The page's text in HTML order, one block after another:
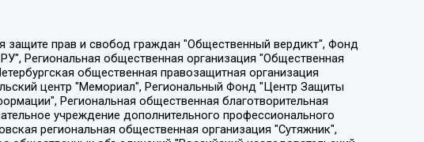
ЛГБТ - сеть", Оленичев Максим Владимирович, Павлов Иван Юрьевич, Скворцова Елена Сергеевна, Общество с ограниченной ответственностью "Как бы инагент", Кочетков Игорь Викторович, Общество с ограниченной ответственностью "Честные выборы", Еланчик Олег Александрович, Общество с ограниченной ответственностью "Нобелевский призыв", Гималова Регина Эмилевна, Григорьев Андрей Валерьевич, Григорьева Алина Александровна, Ассоциация по содействию защите прав призывников, альтернативнослужащих и военнослужащих "Правозащитная группа "Гражданин.Армия.Право", Хисамова Регина Фаритовна, Автономная некоммерческая организация по реализации социально-правовых программ "Лилит", Дальневосточное общественное движение "Маяк", Санкт-Петербургская ЛГБТ-инициативная группа "Выход", Инициативная группа ЛГБТ+ "Реверс", Алексеев Андрей Викторович, Бекбулатова Таисия Львовна, Беляев Иван Михайлович, Владыкина Елена Сергеевна, Гельман Марат Александрович, Никульшина Вероника Юрьевна, Толоконникова Надежда Андреевна, Шендерович Виктор Анатольевич, Общество с ограниченной ответственностью "Данное сообщение", Общество с ограниченной ответственностью Издательский дом "Новая глава", Айнбиндер Александра Александровна, Московский комьюнити-центр для ЛГБТ+инициатив, Благотворительный фонд развития филантропии, Deutsche Welle (Германия, Kurt-Schumacher-Strasse 3, 53113 Bonn), Борзунова Мария Михайловна, Воробьев Виктор Викторович, Голубева Анна Львовна, Константинова Алла Михайловна, Малкова Ирина Владимировна, Мурадов Мурад Абдулгалимович, Осетинская Елизавета Николаевна, Понасенков Евгений Николаевич, Ганапольский Матвей Юрьевич, Киселев Евгений Алексеевич, Борухович Ирина Григорьевна, Дремин Иван Тимофеевич, Дубровский Дмитрий Викторович, Красноярская региональная общественная организация поддержки и развития альтернативных образовательных технологий и межкультурных коммуникаций "ИНТЕРРА", Маяковская Екатерина Алексеевна, Фейгин Марк Захарович, Филимонов Андрей Викторович, Дзугкоева Регина Николаевна, Доброхотов Роман Александрович, Дудь Юрий Александрович, Елкин Сергей Владимирович, Кругликов Кирилл Игоревич, Сабунаева Мария Леонидовна, Семенов Алексей Владимирович, Шаинян Карен Багратович, Шульман Екатерина Михайловна, Асафьев Артур Валерьевич, Вахштайн Виктор Семенович, Венедиктов Алексей Алексеевич, Лушникова Екатерина Евгеньевна, Волков Леонид Михайлович, Невзоров Александр Глебович, Пархоменко Сергей Борисович, Сироткин Ярослав Николаевич, Кара-Мурза Владимир Владимирович, Баранова Наталья Владимировна, Гозман Леонид Яковлевич, Кагарлицкий Борис Юльевич, Климарев Михаил Валерьевич, Милов Владимир Станиславович, Автономная некоммерческая организация Краснодарский центр современного искусства "Типография", Моргенштерн Алишер Тагирович, Соболь Любовь Эдуардовна, Общество с ограниченной ответственностью "ЛИЗА НОРМ", Каспаров Гарри Кимович, Ходорковский Михаил Борисович, Общество с ограниченной ответственностью "Апрельские тезисы", Данилович Ирина Брониславовна, Кашин Олег Владимирович, Петров Николай Владимирович, Пивоваров Алексей Владимирович, Соколов Михаил Владимирович, Цветкова Юлия Владимировна, Чичваркин Евгений Александрович, Комитет против пыток/Команда против пыток, Общество с ограниченной ответственностью "Первый научный", Общество с ограниченной ответственностью "Вертолет и ко", Белоцерковская Вероника Борисовна, Кац Максим Евгеньевич, Лазарева Татьяна Юрьевна, Шаведдинов Руслан Табризович, Яшин Илья Валерьевич, Общество с ограниченной ответственностью "Иноагент ААВ", Алешковский Дмитрий Петрович, Альбац Евгения Марковна, Быков Дмитрий Львович, Галямина Юлия Евгеньевна, Лойко Сергей Леонидович, Мартынов Кирилл Константинович, Медведев Сергей Александрович, Крашенинников Федор Геннадиевич, Гордеева Катерина Вл